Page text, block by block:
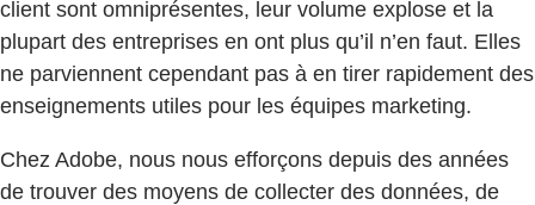
client sont omniprésentes, leur volume explose et la
plupart des entreprises en ont plus qu’il n’en faut. Elles
ne parviennent cependant pas à en tirer rapidement des
enseignements utiles pour les équipes marketing.
Chez Adobe, nous nous efforçons depuis des années
de trouver des moyens de collecter des données, de